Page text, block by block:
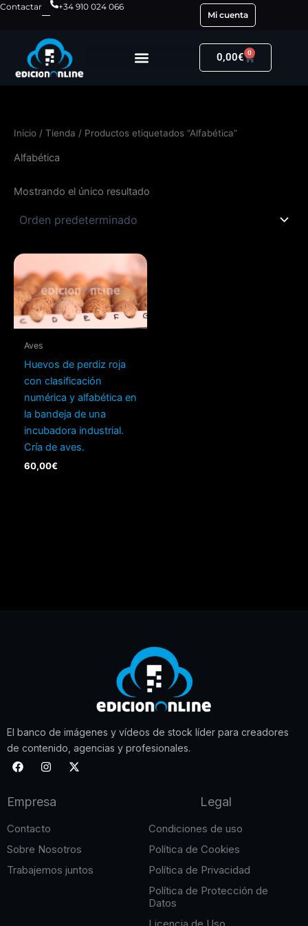
Ir
contenido
Contactar
+34 910 024 066
Mi cuenta
0,00€ 0
Carrito
Inicio / Tienda / Productos etiquetados “Alfabética”
Alfabética
Mostrando el único resultado
Aves
Huevos de perdiz roja
con clasificación
numérica y alfabética en
la bandeja de una
incubadora industrial.
Cría de aves.
60,00€
El banco de imágenes y vídeos de stock líder para creadores
de contenido, agencias y profesionales.
F
a
b
o
I
n
a
r
m
X
-
r
Empresa
Contacto
Sobre Nosotros
Trabajemos juntos
Legal
Condiciones de uso
Política de Cookies
Política de Privacidad
Política de Protección de
Datos